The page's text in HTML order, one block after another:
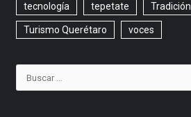
tecnología tepetate Tradición
Turismo Querétaro voces